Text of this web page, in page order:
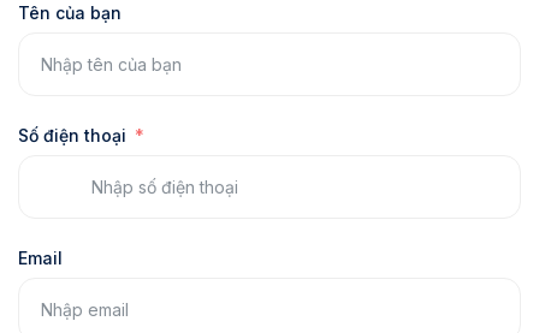
Tên của bạn
Số điện thoại
Email